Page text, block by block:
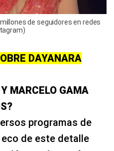
de seguidores en redes
DAYANARA
MARCELO GAMA
programas de
de este detalle